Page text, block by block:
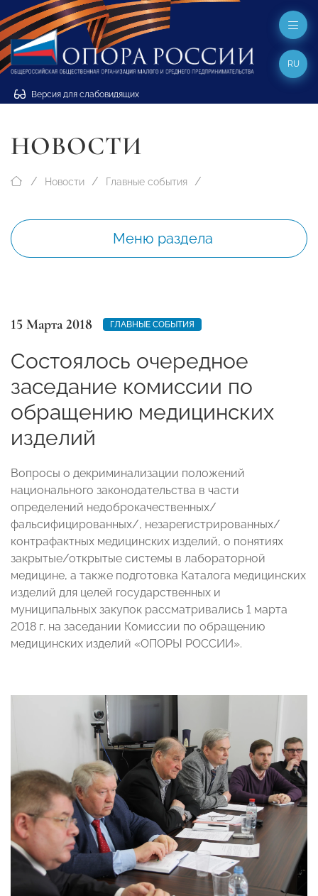
Версия для слабовидящих
RU
НОВОСТИ
Новости Главные события
Меню раздела
15 Марта 2018 ГЛАВНЫЕ СОБЫТИЯ
Состоялось очередное
заседание комиссии по
обращению медицинских
изделий
Вопросы о декриминализации положений
национального законодательства в части
определений недоброкачественных/
фальсифицированных/, незарегистрированных/
контрафактных медицинских изделий, о понятиях
закрытые/открытые системы в лабораторной
медицине, а также подготовка Каталога медицинских
изделий для целей государственных и
муниципальных закупок рассматривались 1 марта
2018 г. на заседании Комиссии по обращению
медицинских изделий «ОПОРЫ РОССИИ».